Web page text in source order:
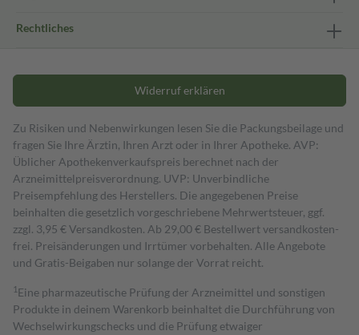
Rechtliches
Widerruf erklären
Zu Risiken und Nebenwirkungen lesen Sie die Packungsbeilage und
fragen Sie Ihre Ärztin, Ihren Arzt oder in Ihrer Apotheke. AVP:
Üblicher Apothekenverkaufspreis berechnet nach der
Arzneimittelpreisverordnung. UVP: Unverbindliche
Preisempfehlung des Herstellers. Die angegebenen Preise
beinhalten die gesetzlich vorgeschriebene Mehrwertsteuer, ggf.
zzgl. 3,95 € Versandkosten. Ab 29,00 € Bestell­wert versand­kosten­
frei. Preisänderungen und Irrtümer vorbehalten. Alle Angebote
und Gratis-Beigaben nur solange der Vorrat reicht.
1 Eine pharmazeutische Prüfung der Arzneimittel und sonstigen
Produkte in deinem Warenkorb beinhaltet die Durchführung von
Wechselwirkungschecks und die Prüfung etwaiger